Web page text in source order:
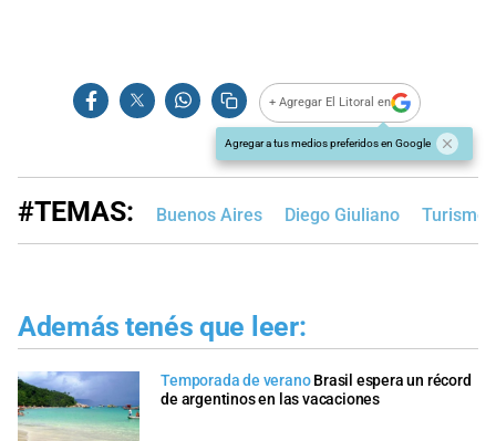
+ Agregar El Litoral en
Agregar a tus medios preferidos en Google
#TEMAS: Buenos Aires Diego Giuliano Turismo
Además tenés que leer:
Temporada de verano Brasil espera un récord
de argentinos en las vacaciones